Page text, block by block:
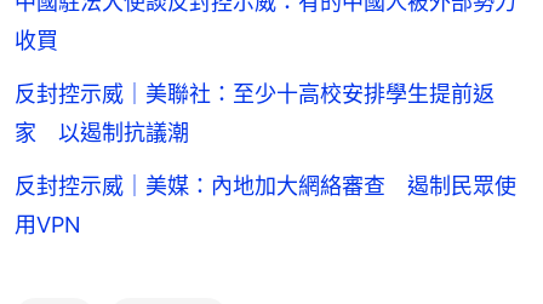
收買
反封控示威｜美聯社：至少十高校安排學生提前返
家 以遏制抗議潮
反封控示威｜美媒：內地加大網絡審查 遏制民眾使
用VPN